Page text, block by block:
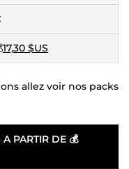
17,30 $US
allez voir nos packs
PARTIR DE 💰